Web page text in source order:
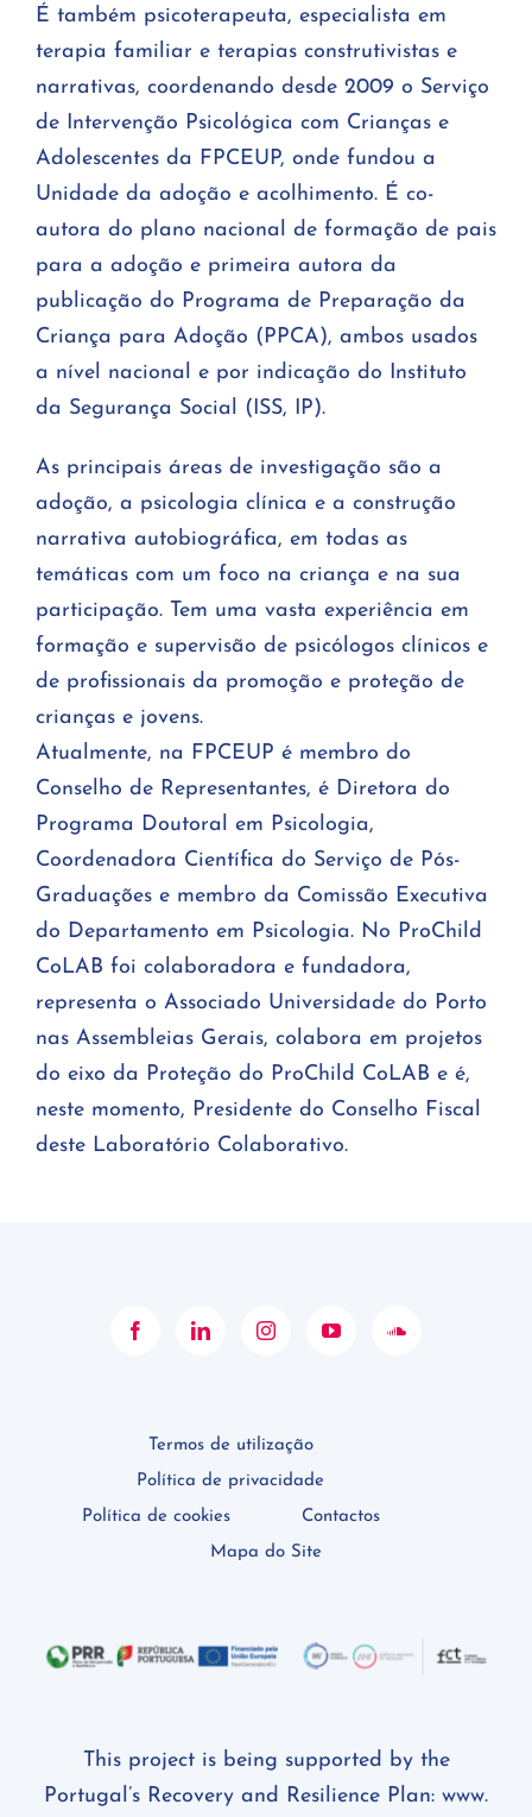
É também psicoterapeuta, especialista em
terapia familiar e terapias construtivistas e
narrativas, coordenando desde 2009 o Serviço
de Intervenção Psicológica com Crianças e
Adolescentes da FPCEUP, onde fundou a
Unidade da adoção e acolhimento. É co-
autora do plano nacional de formação de pais
para a adoção e primeira autora da
publicação do Programa de Preparação da
Criança para Adoção (PPCA), ambos usados
a nível nacional e por indicação do Instituto
da Segurança Social (ISS, IP).
As principais áreas de investigação são a
adoção, a psicologia clínica e a construção
narrativa autobiográfica, em todas as
temáticas com um foco na criança e na sua
participação. Tem uma vasta experiência em
formação e supervisão de psicólogos clínicos e
de profissionais da promoção e proteção de
crianças e jovens.
Atualmente, na FPCEUP é membro do
Conselho de Representantes, é Diretora do
Programa Doutoral em Psicologia,
Coordenadora Científica do Serviço de Pós-
Graduações e membro da Comissão Executiva
do Departamento em Psicologia. No ProChild
CoLAB foi colaboradora e fundadora,
representa o Associado Universidade do Porto
nas Assembleias Gerais, colabora em projetos
do eixo da Proteção do ProChild CoLAB e é,
neste momento, Presidente do Conselho Fiscal
deste Laboratório Colaborativo.
Termos de utilização
Política de privacidade
Política de cookies
Contactos
Mapa do Site
This project is being supported by the
Portugal’s Recovery and Resilience Plan: www.